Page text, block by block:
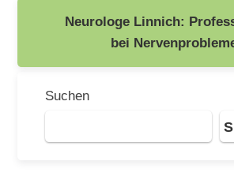
Neurologe Linnich:
bei
Suchen